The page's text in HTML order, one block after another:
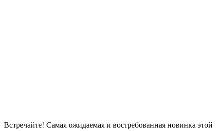
Встречайте! Самая ожидаемая и востребованная новинка этой